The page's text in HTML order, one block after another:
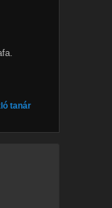
tanár